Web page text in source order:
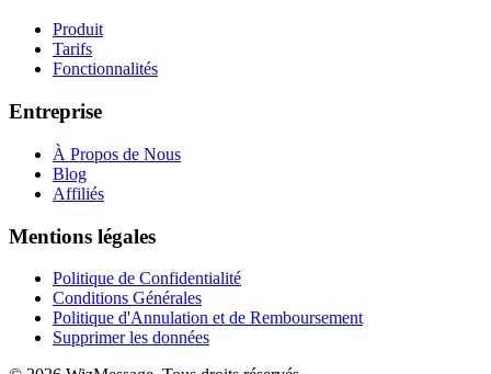
Produit
Tarifs
Fonctionnalités
Entreprise
À Propos de Nous
Blog
Affiliés
Mentions légales
Politique de Confidentialité
Conditions Générales
Politique d'Annulation et de Remboursement
Supprimer les données